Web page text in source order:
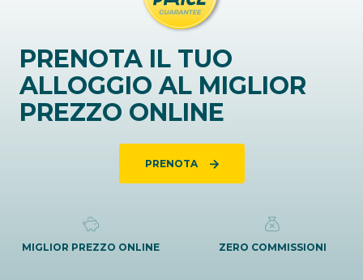
PRENOTA IL TUO
ALLOGGIO AL MIGLIOR
PREZZO ONLINE
PRENOTA
MIGLIOR PREZZO ONLINE ZERO COMMISSIONI